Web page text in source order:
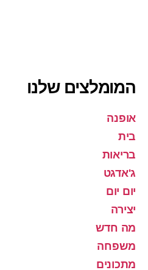
המומלצים שלנו
אופנה
בית
בריאות
ג'אדגט
יום יום
יצירה
מה חדש
משפחה
מתכונים